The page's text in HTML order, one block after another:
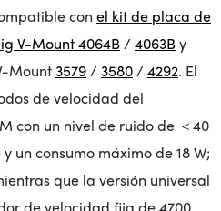
con el kit de placa de
V-Mount 4064B/ 4063By
Mount3579/ 3580/ 4292. El
de velocidad del
con un nivel de ruido de ＜40
un consumo máximo de 18 W;
que la versión universal